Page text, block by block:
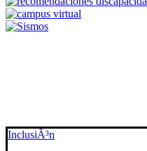
InclusiÃ³n